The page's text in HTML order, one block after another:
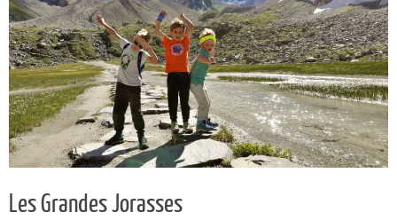
Les Grandes Jorasses